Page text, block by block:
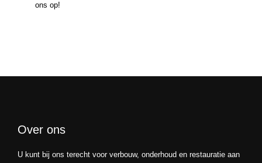
ons op!
Over ons
U kunt bij ons terecht voor verbouw, onderhoud en restauratie aan